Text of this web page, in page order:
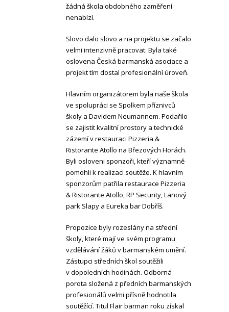
žádná škola obdobného zaměření
nenabízí.
Slovo dalo slovo a na projektu se začalo
velmi intenzivně pracovat. Byla také
oslovena Česká barmanská asociace a
projekt tím dostal profesionální úroveň.
Hlavním organizátorem byla naše škola
ve spolupráci se Spolkem příznivců
školy a Davidem Neumannem. Podařilo
se zajistit kvalitní prostory a technické
zázemí v restauraci Pizzeria &
Ristorante Atollo na Březových Horách.
Byli osloveni sponzoři, kteří významně
pomohli k realizaci soutěže. K hlavním
sponzorům patřila restaurace Pizzeria
& Ristorante Atollo, RP Security, Lanový
park Slapy a Eureka bar Dobříš.
Propozice byly rozeslány na střední
školy, které mají ve svém programu
vzdělávání žáků v barmanském umění.
Zástupci středních škol soutěžili
v dopoledních hodinách. Odborná
porota složená z předních barmanských
profesionálů velmi přísně hodnotila
soutěžící. Titul Flair barman roku získal